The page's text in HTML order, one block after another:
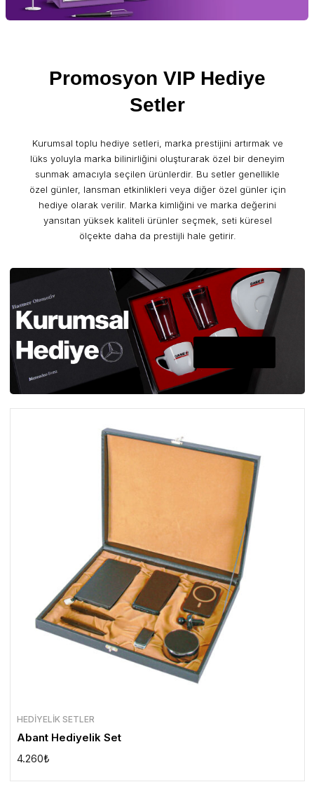
Promosyon VIP Hediye
Setler
Kurumsal toplu hediye setleri, marka prestijini artırmak ve
lüks yoluyla marka bilinirliğini oluşturarak özel bir deneyim
sunmak amacıyla seçilen ürünlerdir. Bu setler genellikle
özel günler, lansman etkinlikleri veya diğer özel günler için
hediye olarak verilir. Marka kimliğini ve marka değerini
yansıtan yüksek kaliteli ürünler seçmek, seti küresel
ölçekte daha da prestijli hale getirir.
HEDIYELIK SETLER
Abant Hediyelik Set
4.260₺